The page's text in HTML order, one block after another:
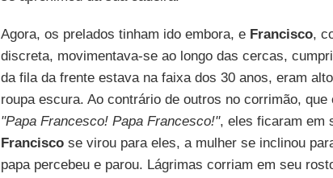
Agora, os prelados tinham ido embora, e Francisco,
discreta, movimentava-se ao longo das cercas,
da fila da frente estava na faixa dos 30 anos, eram
roupa escura. Ao contrário de outros no corrimão,
"Papa Francesco! Papa Francesco!", eles ficaram em
Franciscose virou para eles, a mulher se inclinou
papa percebeu e parou. Lágrimas corriam em seu